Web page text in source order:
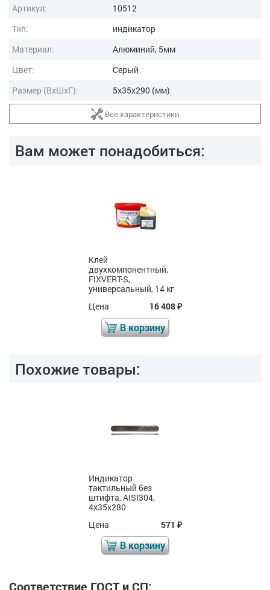
Артикул:
10512
Тип:
индикатор
Материал:
Алюминий, 5мм
Цвет:
Серый
Размер (ВxШxГ):
5x35x290 (мм)
Все характеристики
Вам может понадобиться:
Клей
двухкомпонентный,
FIXVERT-S,
универсальный, 14 кг
Цена
16 408₽
В корзину
Похожие товары:
Индикатор
тактильный без
штифта, AISI304,
4х35х280
Цена
571 ₽
В корзину
Соответствие ГОСТ и СП: